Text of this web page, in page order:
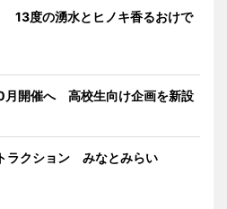
13度の湧水とヒノキ香るおけで
月開催へ 高校生向け企画を新設
ラクション みなとみらい